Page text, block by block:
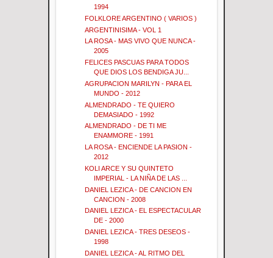
1994
FOLKLORE ARGENTINO ( VARIOS )
ARGENTINISIMA - VOL 1
LA ROSA - MAS VIVO QUE NUNCA -
2005
FELICES PASCUAS PARA TODOS
QUE DIOS LOS BENDIGA JU...
AGRUPACION MARILYN - PARA EL
MUNDO - 2012
ALMENDRADO - TE QUIERO
DEMASIADO - 1992
ALMENDRADO - DE TI ME
ENAMMORE - 1991
LA ROSA - ENCIENDE LA PASION -
2012
KOLI ARCE Y SU QUINTETO
IMPERIAL - LA NIÑA DE LAS ...
DANIEL LEZICA - DE CANCION EN
CANCION - 2008
DANIEL LEZICA - EL ESPECTACULAR
DE - 2000
DANIEL LEZICA - TRES DESEOS -
1998
DANIEL LEZICA - AL RITMO DEL